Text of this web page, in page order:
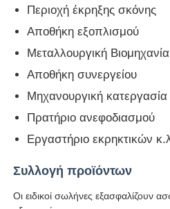
Περιοχή έκρηξης σκόνης
Αποθήκη εξοπλισμού
Μεταλλουργική Βιομηχανία
Αποθήκη συνεργείου
Μηχανουργική κατεργασία
Πρατήριο ανεφοδιασμού
Εργαστήριο εκρηκτικών
Συλλογή προϊόντων
Οι ειδικοί σωλήνες εξασφαλίζουν